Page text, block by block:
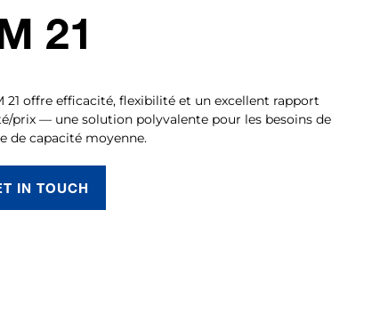
21
21 offre efficacité, flexibilité et un excellent rapport
prix — une solution polyvalente pour les besoins de
de capacité moyenne.
IN TOUCH